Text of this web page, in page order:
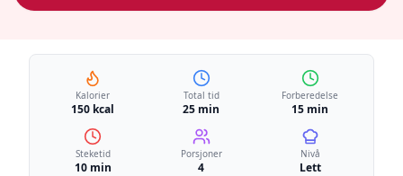
Kalorier
150 kcal
Total tid
25 min
Forberedelse
15 min
Steketid
10 min
Porsjoner
4
Nivå
Lett